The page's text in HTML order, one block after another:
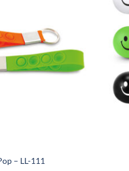
– LL-111